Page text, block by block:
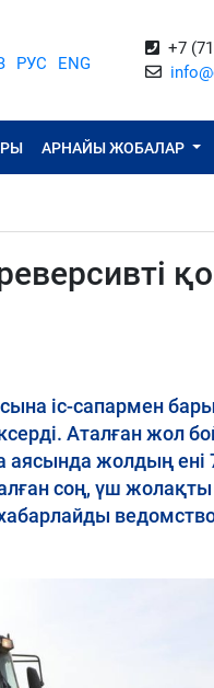
РУС ENG
+7
АРНАЙЫ ЖОБАЛАР
іс-сапармен
Аталған жол
жолдың ені
соң, үш жолақты